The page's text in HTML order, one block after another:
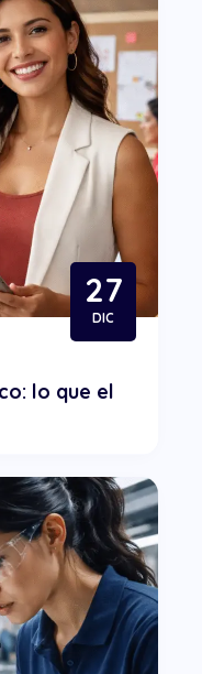
27
DIC
lo que el